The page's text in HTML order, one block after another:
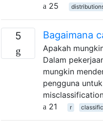
25
5 Bagaimana
Apakah
Dalam
mungkin
pengguna
21
r